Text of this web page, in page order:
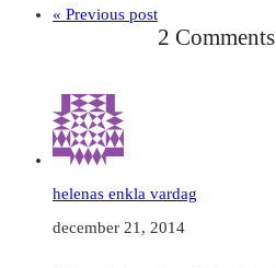
« Previous post
2 Comments
helenas enkla vardag
december 21, 2014